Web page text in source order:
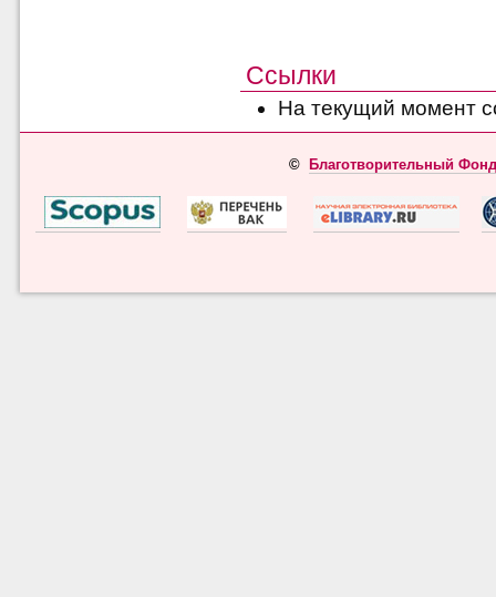
Ссылки
На текущий момент
© Благотворительный